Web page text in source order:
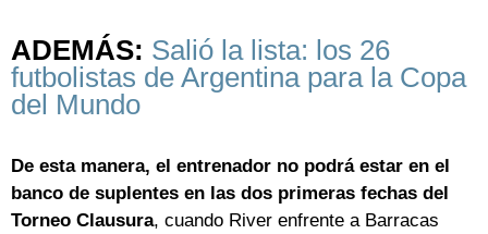
ADEMÁS: Salió la lista: los 26
futbolistas de Argentina para la Copa
del Mundo
De esta manera, el entrenador no podrá estar en el
banco de suplentes en las dos primeras fechas del
Torneo Clausura, cuando River enfrente a Barracas